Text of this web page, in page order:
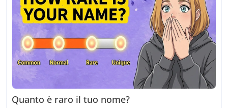
Quanto è raro il tuo nome?